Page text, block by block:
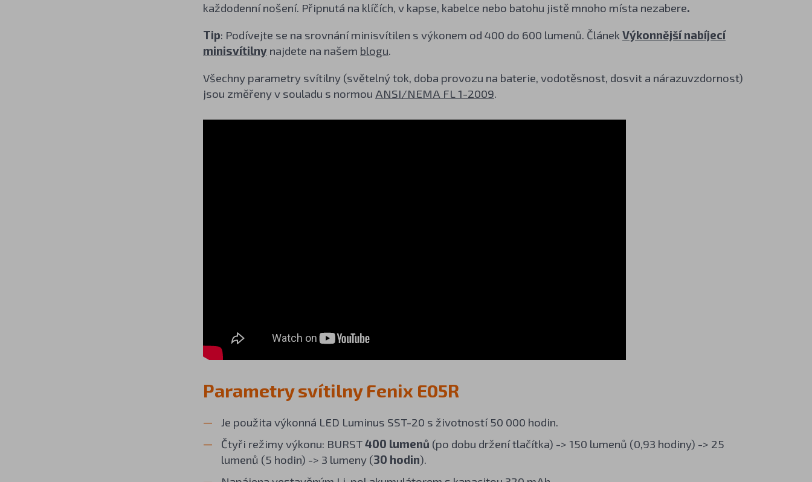
každodenní nošení. Připnutá na klíčích, v kapse, kabelce nebo batohu jistě mnoho místa nezabere.
Tip: Podívejte se na srovnání minisvítilen s výkonem od 400 do 600 lumenů. Článek Výkonnější nabíjecí
minisvítilnynajdete na našem blogu.
Všechny parametry svítilny (světelný tok, doba provozu na baterie, vodotěsnost, dosvit a nárazuvzdornost)
jsou změřeny v souladu s normou ANSI/NEMA FL 1-2009.
Parametry svítilny Fenix E05R
Je použita výkonná LED Luminus SST-20 s životností 50 000 hodin.
Čtyři režimy výkonu: BURST400 lumenů (po dobu držení tlačítka) -> 150 lumenů (0,93 hodiny) -> 25
lumenů (5 hodin) -> 3 lumeny (30 hodin).